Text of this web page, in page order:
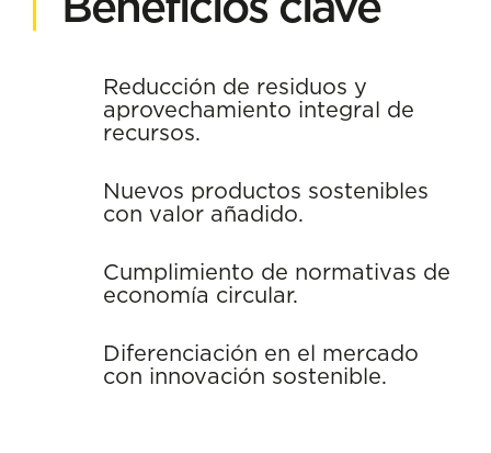
Reducción de residuos y
aprovechamiento integral de
recursos.
Nuevos productos sostenibles
con valor añadido.
Cumplimiento de normativas de
economía circular.
Diferenciación en el mercado
con innovación sostenible.